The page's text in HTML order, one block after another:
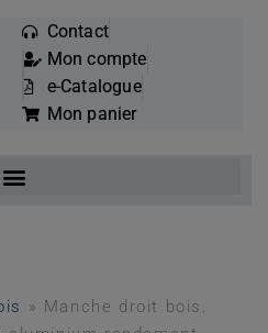
Mots
clés
:
Contact
Mon compte
e-Catalogue
Mon panier
» Manche droit bois.